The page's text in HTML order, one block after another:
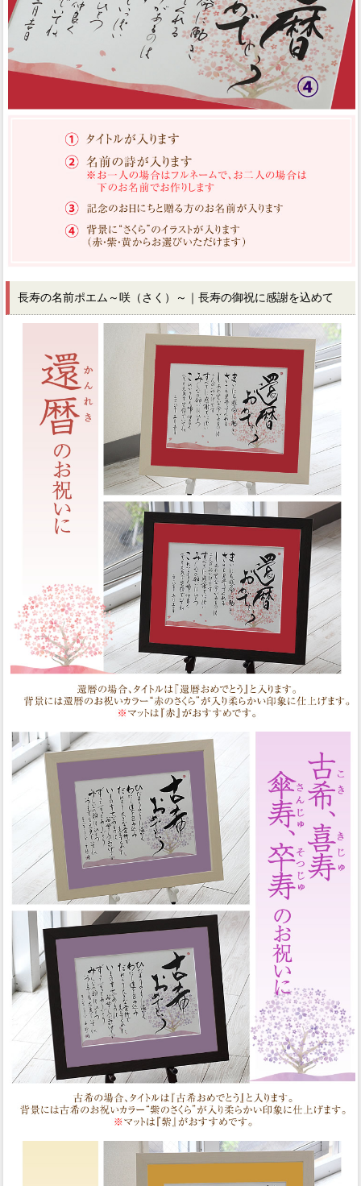
長寿の名前ポエム～咲（さく）～｜長寿の御祝に感謝を込めて